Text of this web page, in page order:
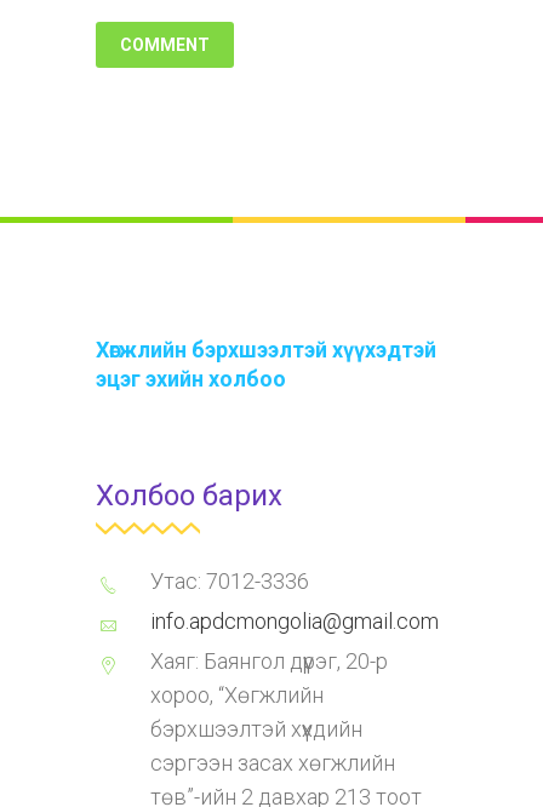
Хөгжлийн бэрхшээлтэй хүүхэдтэй
эцэг эхийн холбоо
Холбоо барих
Утас: 7012-3336
info.apdcmongolia@gmail.com
Хаяг: Баянгол дүүрэг, 20-р
хороо, “Хөгжлийн
бэрхшээлтэй хүүхдийн
сэргээн засах хөгжлийн
төв”-ийн 2 давхар 213 тоот